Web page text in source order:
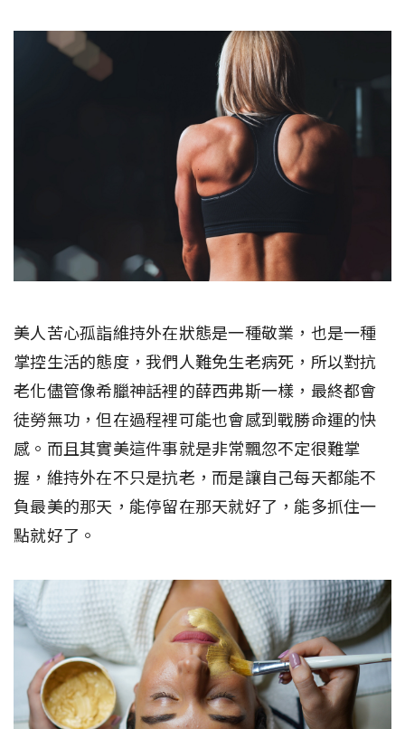
美人苦心孤詣維持外在狀態是一種敬業，也是一種
掌控生活的態度，我們人難免生老病死，所以對抗
老化儘管像希臘神話裡的薛西弗斯一樣，最終都會
徒勞無功，但在過程裡可能也會感到戰勝命運的快
感。而且其實美這件事就是非常飄忽不定很難掌
握，維持外在不只是抗老，而是讓自己每天都能不
負最美的那天，能停留在那天就好了，能多抓住一
點就好了。